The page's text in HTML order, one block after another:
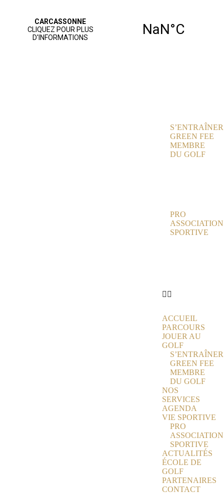
S’ENTRAÎNER
GREEN FEE
MEMBRE
DU GOLF
PRO
ASSOCIATION
SPORTIVE
ACCUEIL
PARCOURS
JOUER AU
GOLF
S’ENTRAÎNER
GREEN FEE
MEMBRE
DU GOLF
NOS
SERVICES
AGENDA
VIE SPORTIVE
PRO
ASSOCIATION
SPORTIVE
ACTUALITÉS
ÉCOLE DE
GOLF
PARTENAIRES
CONTACT